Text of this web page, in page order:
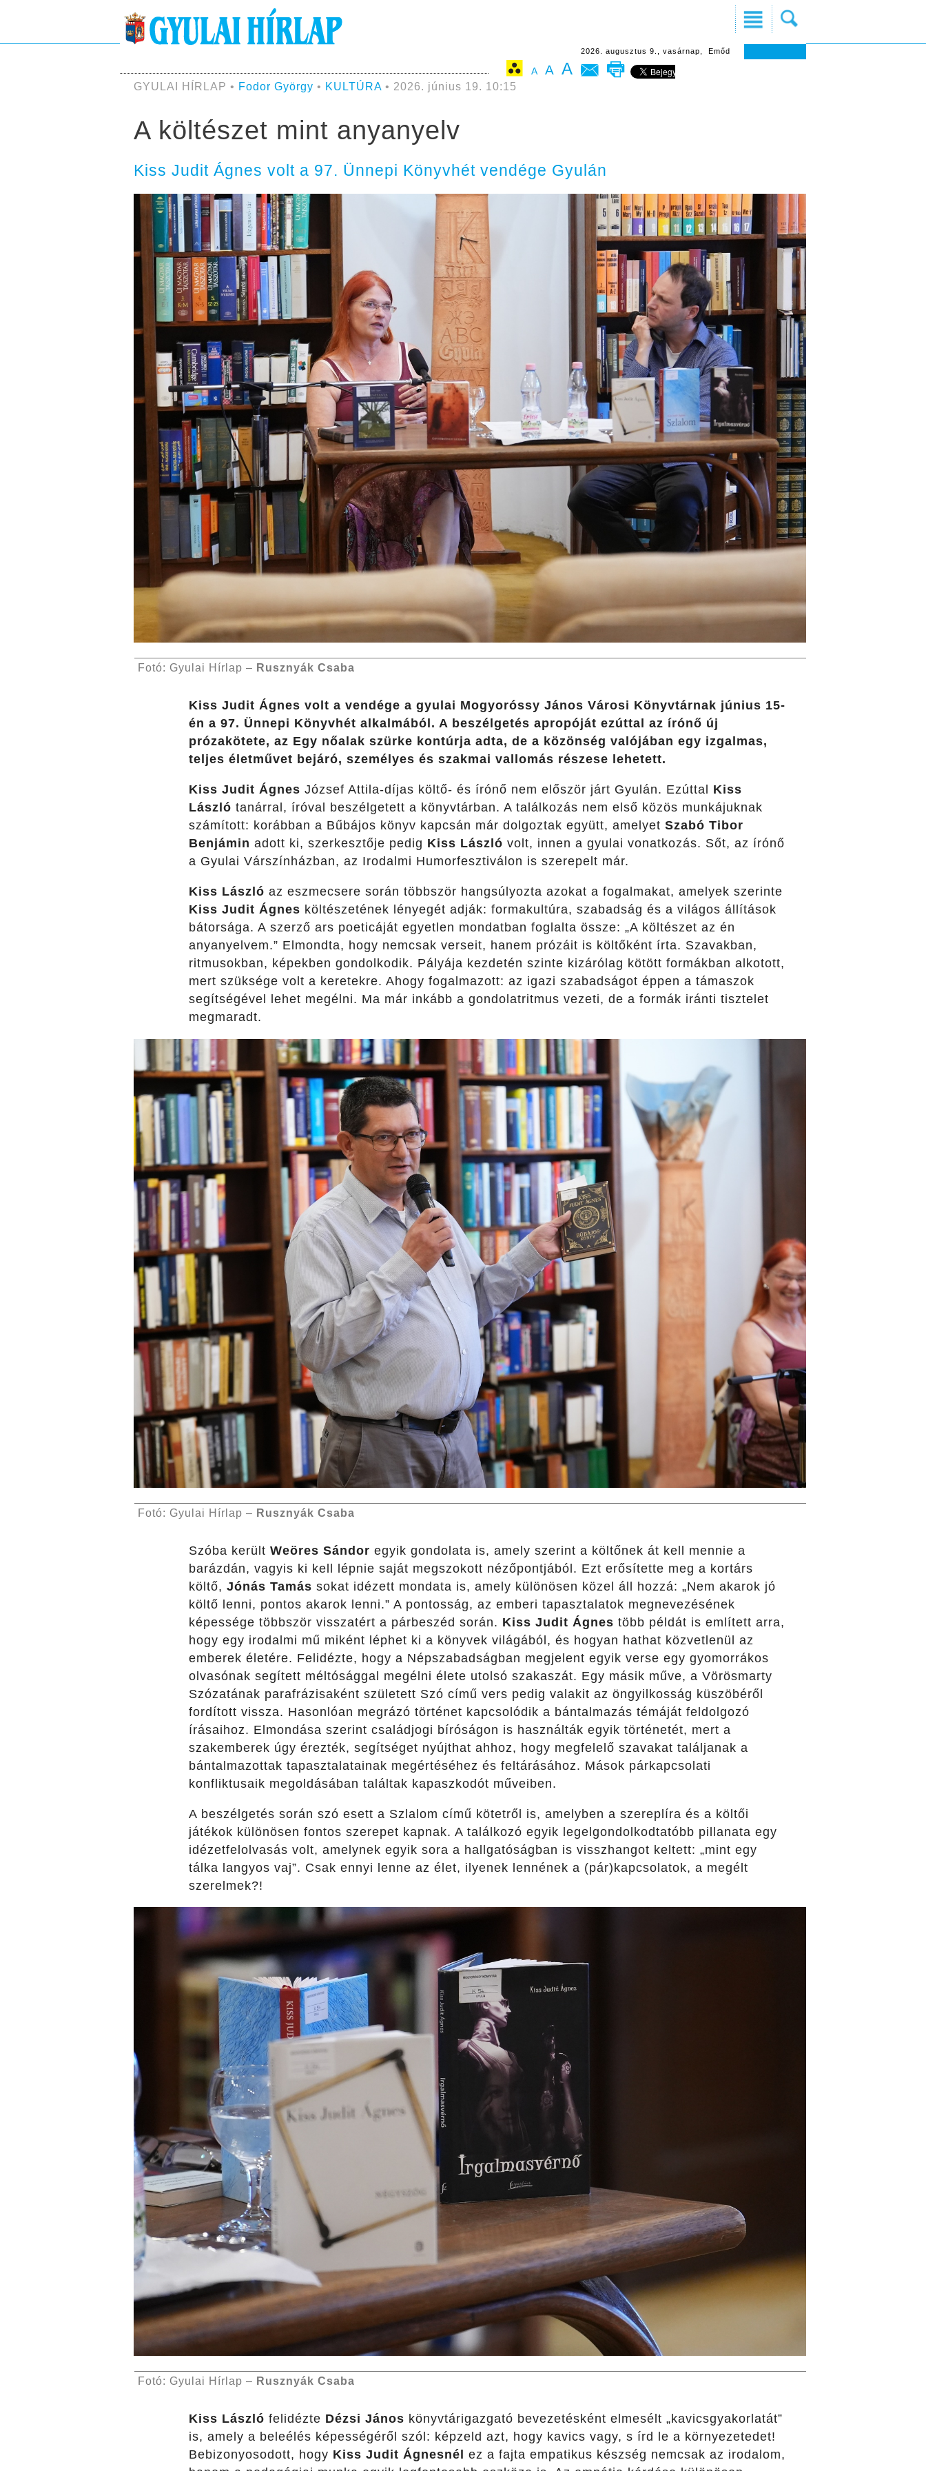
2026. augusztus 9., vasárnap, Emőd
A A A
GYULAI HÍRLAP • Fodor György • KULTÚRA• 2026. június 19. 10:15
A költészet mint anyanyelv
Kiss Judit Ágnes volt a 97. Ünnepi Könyvhét vendége Gyulán
Fotó: Gyulai Hírlap – Rusznyák Csaba
Kiss Judit Ágnes volt a vendége a gyulai Mogyoróssy János Városi Könyvtárnak június 15-
én a 97. Ünnepi Könyvhét alkalmából. A beszélgetés apropóját ezúttal az írónő új
prózakötete, az Egy nőalak szürke kontúrja adta, de a közönség valójában egy izgalmas,
teljes életművet bejáró, személyes és szakmai vallomás részese lehetett.
Kiss Judit Ágnes József Attila-díjas költő- és írónő nem először járt Gyulán. Ezúttal Kiss
László tanárral, íróval beszélgetett a könyvtárban. A találkozás nem első közös munkájuknak
számított: korábban a Bűbájos könyv kapcsán már dolgoztak együtt, amelyet Szabó Tibor
Benjámin adott ki, szerkesztője pedig Kiss László volt, innen a gyulai vonatkozás. Sőt, az írónő
a Gyulai Várszínházban, az Irodalmi Humorfesztiválon is szerepelt már.
Kiss László az eszmecsere során többször hangsúlyozta azokat a fogalmakat, amelyek szerinte
Kiss Judit Ágnes költészetének lényegét adják: formakultúra, szabadság és a világos állítások
bátorsága. A szerző ars poeticáját egyetlen mondatban foglalta össze: „A költészet az én
anyanyelvem.” Elmondta, hogy nemcsak verseit, hanem prózáit is költőként írta. Szavakban,
ritmusokban, képekben gondolkodik. Pályája kezdetén szinte kizárólag kötött formákban alkotott,
mert szüksége volt a keretekre. Ahogy fogalmazott: az igazi szabadságot éppen a támaszok
segítségével lehet megélni. Ma már inkább a gondolatritmus vezeti, de a formák iránti tisztelet
megmaradt.
Fotó: Gyulai Hírlap – Rusznyák Csaba
Szóba került Weöres Sándor egyik gondolata is, amely szerint a költőnek át kell mennie a
barázdán, vagyis ki kell lépnie saját megszokott nézőpontjából. Ezt erősítette meg a kortárs
költő, Jónás Tamás sokat idézett mondata is, amely különösen közel áll hozzá: „Nem akarok jó
költő lenni, pontos akarok lenni.” A pontosság, az emberi tapasztalatok megnevezésének
képessége többször visszatért a párbeszéd során. Kiss Judit Ágnes több példát is említett arra,
hogy egy irodalmi mű miként léphet ki a könyvek világából, és hogyan hathat közvetlenül az
emberek életére. Felidézte, hogy a Népszabadságban megjelent egyik verse egy gyomorrákos
olvasónak segített méltósággal megélni élete utolsó szakaszát. Egy másik műve, a Vörösmarty
Szózatának parafrázisaként született Szó című vers pedig valakit az öngyilkosság küszöbéről
fordított vissza. Hasonlóan megrázó történet kapcsolódik a bántalmazás témáját feldolgozó
írásaihoz. Elmondása szerint családjogi bíróságon is használták egyik történetét, mert a
szakemberek úgy érezték, segítséget nyújthat ahhoz, hogy megfelelő szavakat találjanak a
bántalmazottak tapasztalatainak megértéséhez és feltárásához. Mások párkapcsolati
konfliktusaik megoldásában találtak kapaszkodót műveiben.
A beszélgetés során szó esett a Szlalom című kötetről is, amelyben a szereplíra és a költői
játékok különösen fontos szerepet kapnak. A találkozó egyik legelgondolkodtatóbb pillanata egy
idézetfelolvasás volt, amelynek egyik sora a hallgatóságban is visszhangot keltett: „mint egy
tálka langyos vaj”. Csak ennyi lenne az élet, ilyenek lennének a (pár)kapcsolatok, a megélt
szerelmek?!
Fotó: Gyulai Hírlap – Rusznyák Csaba
Kiss László felidézte Dézsi János könyvtárigazgató bevezetésként elmesélt „kavicsgyakorlatát”
is, amely a beleélés képességéről szól: képzeld azt, hogy kavics vagy, s írd le a környezetedet!
Bebizonyosodott, hogy Kiss Judit Ágnesnél
ez a fajta empatikus készség nemcsak az irodalom,